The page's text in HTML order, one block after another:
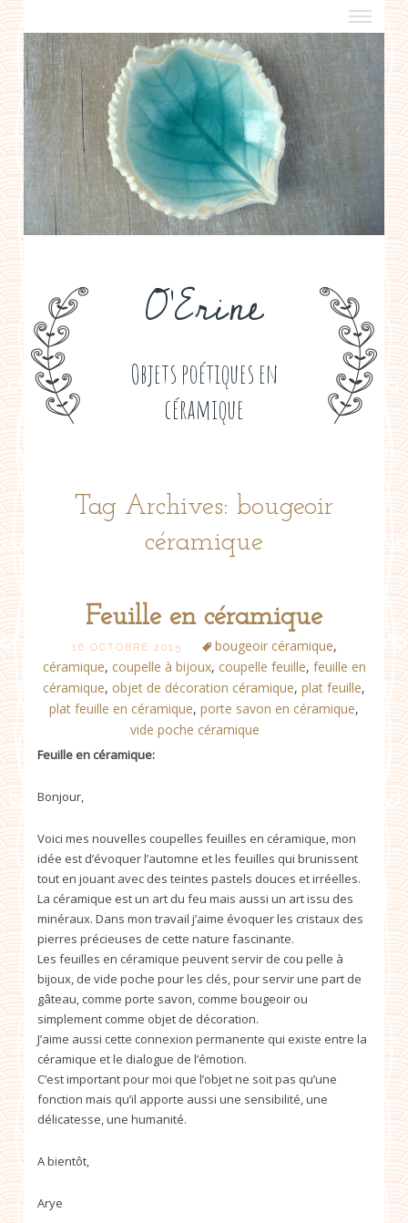
O'Erine
Objets poétiques en
céramique
a propos
boutiques de créateurs
contact
politique de confidentialité
Tag Archives: bougeoir
céramique
Feuille en céramique
16 OCTOBRE 2015 bougeoir céramique,
céramique, coupelle à bijoux, coupelle feuille, feuille en
céramique, objet de décoration céramique, plat feuille,
plat feuille en céramique, porte savon en céramique,
vide poche céramique
Feuille en céramique:
Bonjour,
Voici mes nouvelles coupelles feuilles en céramique, mon
idée est d’évoquer l’automne et les feuilles qui brunissent
tout en jouant avec des teintes pastels douces et irréelles.
La céramique est un art du feu mais aussi un art issu des
minéraux. Dans mon travail j’aime évoquer les cristaux des
pierres précieuses de cette nature fascinante.
Les feuilles en céramique peuvent servir de cou pelle à
bijoux, de vide poche pour les clés, pour servir une part de
gâteau, comme porte savon, comme bougeoir ou
simplement comme objet de décoration.
J’aime aussi cette connexion permanente qui existe entre la
céramique et le dialogue de l’émotion.
C’est important pour moi que l’objet ne soit pas qu’une
fonction mais qu’il apporte aussi une sensibilité, une
délicatesse, une humanité.
A bientôt,
Arye